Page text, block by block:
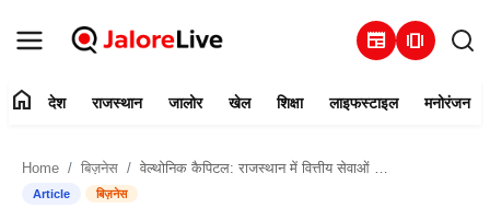
newspaper amp_stories
संपर्क करें
home देश राजस्थान जालोर खेल शिक्षा लाइफस्टाइल मनोरंजन
Home बिज़नेस वेल्थोनिक कैपिटल: राजस्थान में वित्तीय सेवाओं में अग्रणी कंपनी
Article बिज़नेस